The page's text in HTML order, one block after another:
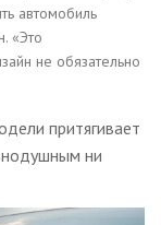
автомобиль
«Это
не обязательно
притягивает
ни